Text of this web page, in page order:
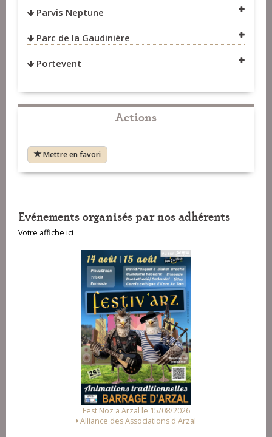
VOIR SUR LA CARTE
Parvis Neptune
VOIR SUR LA CARTE
Parc de la Gaudinière
VOIR SUR LA CARTE
Portevent
VOIR SUR LA CARTE
Actions
Mettre en favori
Evénements organisés par nos adhérents
Votre affiche ici
Fest Noz a Arzal le 15/08/2026
Alliance des Associations d'Arzal